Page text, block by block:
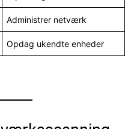
Administrer netværk
Opdag ukendte enheder